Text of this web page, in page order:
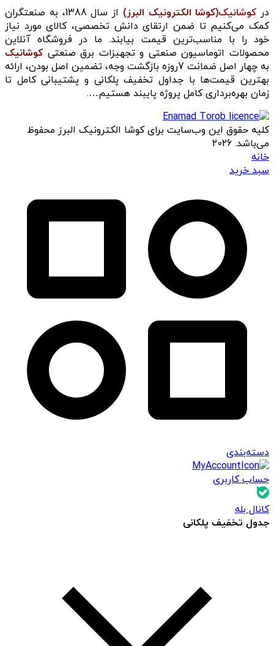
در کوشانیک(کوشا الکترونیک البرز)
از سال 1388، به صنعتگران
کمک می‌کنیم تا ضمن ارتقای دانش تخصصی، کالای مورد نیاز
خود را با مناسب‌ترین قیمت بیابند. ما در فروشگاه آنلاین
محصولات اتوماسیون صنعتی و تجهیزات برق صنعتی کوشانیک
به چهار اصل ضمانت 7روزه بازگشت وجه، تضمین اصل بودن، ارائه
بهترین قیمت‌ها با جداول تخفیف پلکانی و پشتیبانی کامل تا
زمان بهره‌برداری کامل پروژه پایبند هستیم….
کلیه حقوق این وب‌سایت برای کوشا الکترونیک البرز محفوظ
می‌باشد. 2026
خانه
سبد خرید
دسته‌بندی
حساب کاربری
کانال بله
جدول تخفیف پلکانی